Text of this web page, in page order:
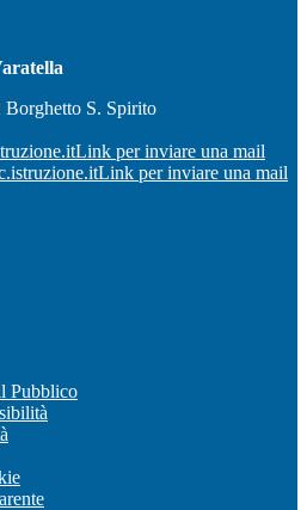
Borghetto S. Spirito
Link per inviare una mail
Link per inviare una mail
Pubblico